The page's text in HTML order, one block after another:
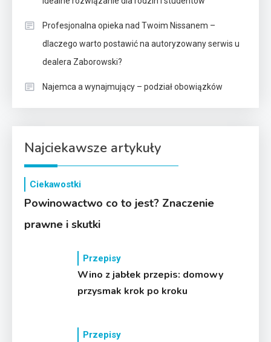
Profesjonalna opieka nad Twoim Nissanem –
dlaczego warto postawić na autoryzowany serwis u
dealera Zaborowski?
Najemca a wynajmujący – podział obowiązków
Najciekawsze artykuły
Ciekawostki
Powinowactwo co to jest? Znaczenie
prawne i skutki
Przepisy
Wino z jabłek przepis: domowy
przysmak krok po kroku
Przepisy